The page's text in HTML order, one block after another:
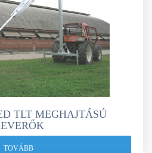
TLT MEGHAJTÁSÚ
TOVÁBB